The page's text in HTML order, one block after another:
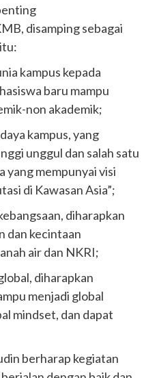
disamping sebagai
kampus kepada
baru mampu
non akademik;
kampus, yang
unggul dan salah satu
yang mempunyai visi
di Kawasan Asia”;
diharapkan
dan kecintaan
air dan NKRI;
diharapkan
menjadi global
mindset, dan dapat
berharap kegiatan